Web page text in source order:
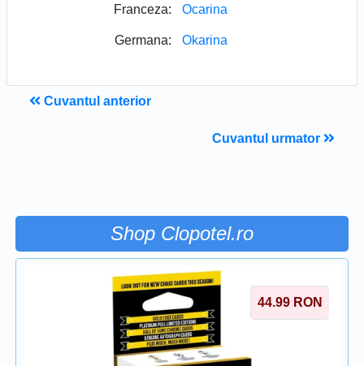
Franceza: Ocarina
Germana: Okarina
Cuvantul anterior
Cuvantul urmator
Shop Clopotel.ro
44.99 RON